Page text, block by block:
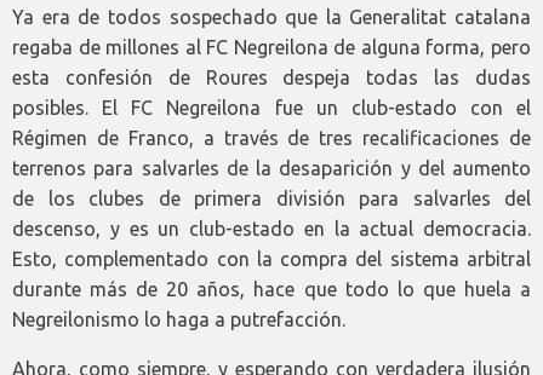
Ya era de todos sospechado que la Generalitat catalana
regaba de millones al FC Negreilona de alguna forma, pero
esta confesión de Roures despeja todas las dudas
posibles. El FC Negreilona fue un club-estado con el
Régimen de Franco, a través de tres recalificaciones de
terrenos para salvarles de la desaparición y del aumento
de los clubes de primera división para salvarles del
descenso, y es un club-estado en la actual democracia.
Esto, complementado con la compra del sistema arbitral
durante más de 20 años, hace que todo lo que huela a
Negreilonismo lo haga a putrefacción.
Ahora, como siempre, y esperando con verdadera ilusión